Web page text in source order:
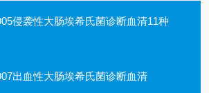
侵袭性大肠埃希氏菌诊断血清11种
出血性大肠埃希氏菌诊断血清